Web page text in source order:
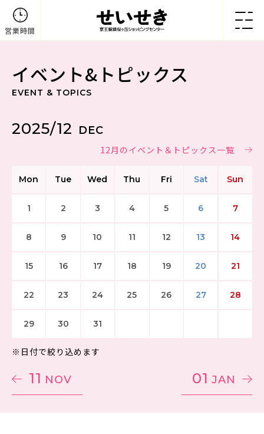
営業時間
イベント&トピックス
EVENT & TOPICS
11 NOV
2025/12 DEC
12月のイベント＆トピックス一覧
Mon Tue Wed Thu Fri Sat Sun
1 2 3 4 5 6 7
8 9 10 11 12 13 14
15 16 17 18 19 20 21
22 23 24 25 26 27 28
29 30 31
※日付で絞り込めます
01 JAN